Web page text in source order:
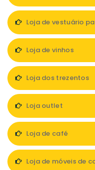
Loja de vestuário
Loja de vinhos
Loja dos trezentos
Loja outlet
Loja de café
Loja de móveis de